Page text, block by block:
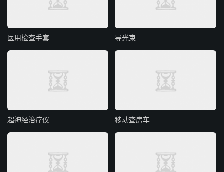
医用检查手套 导光束
超神经治疗仪 移动查房车